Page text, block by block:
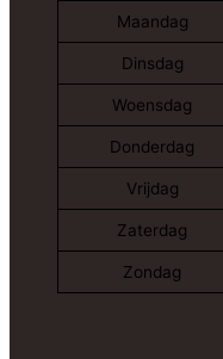
Maandag
Dinsdag
Woensdag
Donderdag
Vrijdag
Zaterdag
Zondag